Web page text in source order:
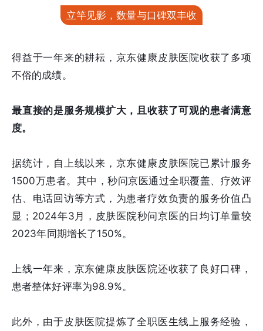
立竿见影，数量与口碑双丰收
得益于一年来的耕耘，京东健康皮肤医院收获了多项
不俗的成绩。
最直接的是服务规模扩大，且收获了可观的患者满意
度。
据统计，自上线以来，京东健康皮肤医院已累计服务
1500万患者。其中，秒问京医通过全职覆盖、疗效评
估、电话回访等方式，为患者疗效负责的服务价值凸
显；2024年3月，皮肤医院秒问京医的日均订单量较
2023年同期增长了150%。
上线一年来，京东健康皮肤医院还收获了良好口碑，
患者整体好评率为98.9%。
此外，由于皮肤医院提炼了全职医生线上服务经验，